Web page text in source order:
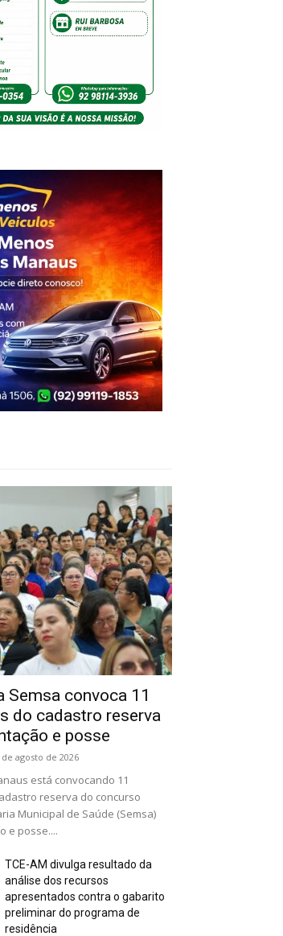
Semsa convoca 11
do cadastro reserva
e posse
de agosto de 2026
está convocando 11
reserva do concurso
Municipal de Saúde (Semsa)
e posse....
TCE-AM divulga resultado da
análise dos recursos
apresentados contra o gabarito
preliminar do programa de
residência